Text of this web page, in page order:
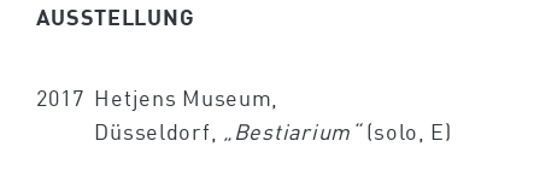
AUSSTELLUNG
2017 Hetjens Museum,
Düsseldorf, „Bestiarium“(solo, E)